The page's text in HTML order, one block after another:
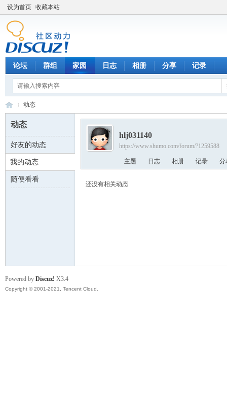
设为首页 收藏本站
论坛 群组 家园 日志 相册 分享 记录
数 ›
动态
动态
好友的动态
我的动态
随便看看
hlj031140
https://www.shumo.com/forum/?1259588
主题 日志 相册 记录 分
还没有相关动态
Powered by Discuz! X3.4
Copyright © 2001-2021, Tencent Cloud.